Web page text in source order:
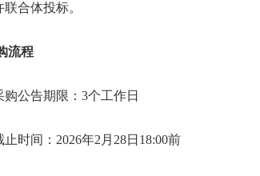
联合体投标。
流程
购公告期限：3个工作日
止时间：2026年2月28日18:00前